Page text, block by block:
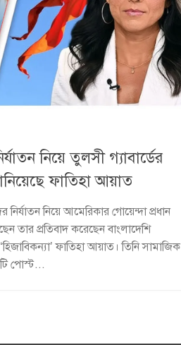
নিয়ে তুলসী গ্যাবার্ডের
ফাতিহা আয়াত
নির্যাতন নিয়ে আমেরিকার গোয়েন্দা প্রধান
তার প্রতিবাদ করেছেন বাংলাদেশি
ফাতিহা আয়াত। তিনি সামাজিক
পোস্ট...